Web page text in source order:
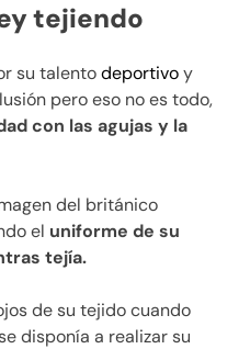
tejiendo
su talentodeportivoy
pero eso no es todo,
con las agujas y la
del británico
el uniforme de su
tejía.
de su tejido cuando
disponía a realizar su